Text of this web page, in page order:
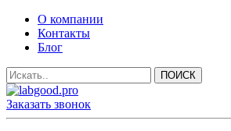
О компании
Контакты
Блог
Заказать звонок